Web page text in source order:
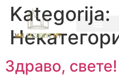
Kategorija:
Здраво, свете!